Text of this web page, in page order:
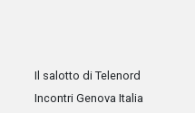
Il salotto di Telenord
Incontri Genova Italia